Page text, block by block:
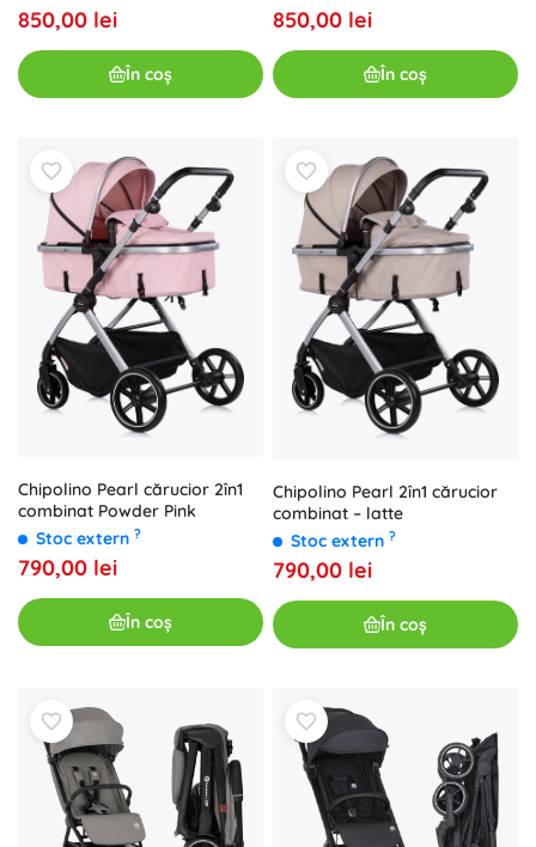
850,00 lei
În coș
850,00 lei
În coș
Chipolino Pearl cărucior 2în1
combinat Powder Pink
Stoc extern ?
790,00 lei
În coș
Chipolino Pearl 2în1 cărucior
combinat – latte
Stoc extern ?
790,00 lei
În coș